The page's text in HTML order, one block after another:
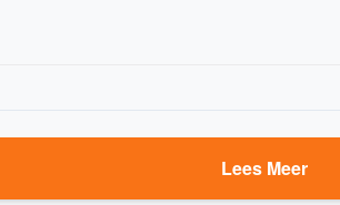
Lees Meer